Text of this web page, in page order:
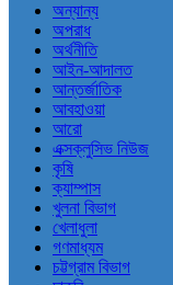
অন্যান্য
অপরাধ
অর্থনীতি
আইন-আদালত
আন্তর্জাতিক
আবহাওয়া
আরো
এক্সক্লুসিভ নিউজ
কৃষি
ক্যাম্পাস
খুলনা বিভাগ
খেলাধুলা
গণমাধ্যম
চট্টগ্রাম বিভাগ